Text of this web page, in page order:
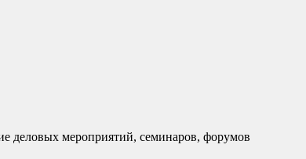
деловых мероприятий, семинаров, форумов